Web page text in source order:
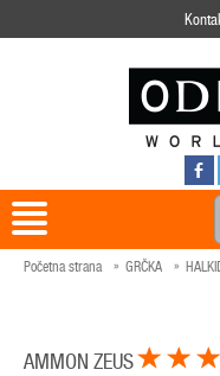
Početna strana GRČKA
AMMON ZEUS